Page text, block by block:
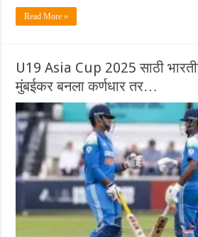
Read More »
U19 Asia Cup 2025 साठी
मुंबईकर बनला कर्णधार तर…